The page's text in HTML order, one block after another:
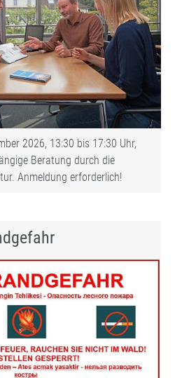
2026, 13:30 bis 17:30 Uhr,
Beratung durch die
Anmeldung erforderlich!